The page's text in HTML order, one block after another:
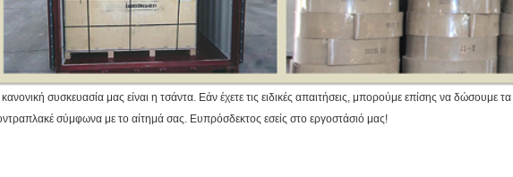
συσκευασία μας είναι η τσάντα. Εάν έχετε τις ειδικές απαιτήσεις, μπορούμε επίσης να δώσουμε
σύμφωνα με το αίτημά σας. Ευπρόσδεκτος εσείς στο εργοστάσιό μας!